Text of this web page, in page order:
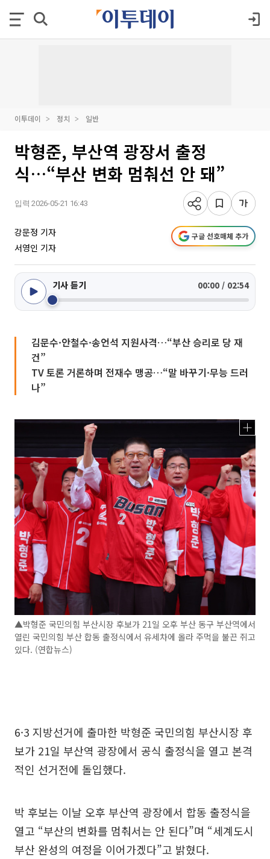
이투데이 정치 일반
박형준, 부산역 광장서 출정
식…“부산 변화 멈춰선 안 돼”
입력 2026-05-21 16:43
강문정 기자
서영인 기자
구글 선호매체 추가
기사 듣기 00:00 / 02:54
김문수·안철수·송언석 지원사격…“부산 승리로 당 재
건”
TV 토론 거론하며 전재수 맹공…“말 바꾸기·무능 드러
나”
▲박형준 국민의힘 부산시장 후보가 21일 오후 부산 동구 부산역에서
열린 국민의힘 부산 합동 출정식에서 유세차에 올라 주먹을 불끈 쥐고
있다. (연합뉴스)
6·3 지방선거에 출마한 박형준 국민의힘 부산시장 후
보가 21일 부산역 광장에서 공식 출정식을 열고 본격
적인 선거전에 돌입했다.
박 후보는 이날 오후 부산역 광장에서 합동 출정식을
열고 “부산의 변화를 멈춰서는 안 된다”며 “세계도시
부산 완성의 여정을 이어가겠다”고 밝혔다.